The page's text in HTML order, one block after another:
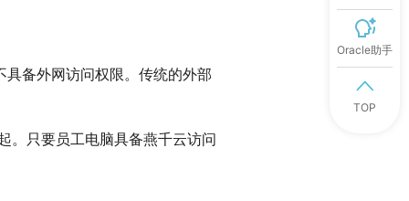
备外网访问权限。 传统的外部
。只要员工电脑具备燕千云访问
Oracle助手
TOP